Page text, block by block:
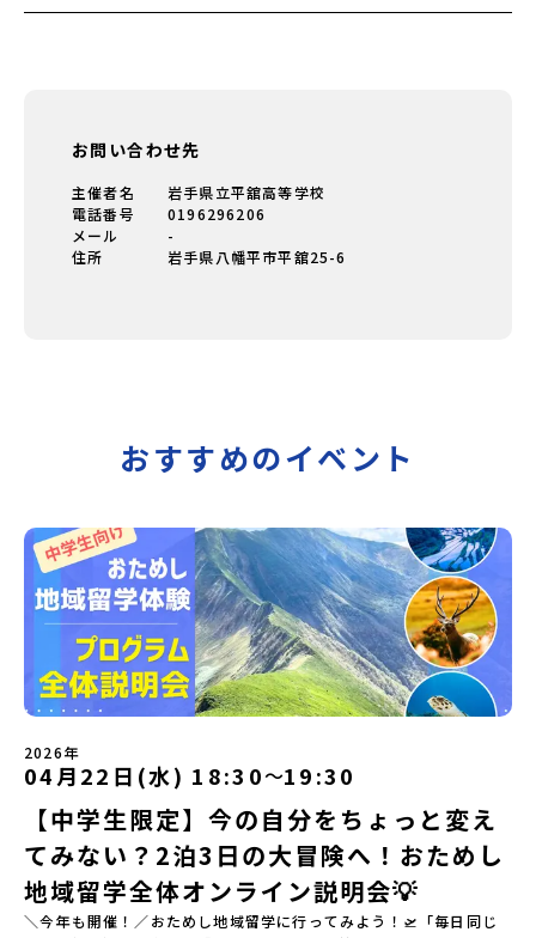
お問い合わせ先
主催者名
岩手県立平舘高等学校
電話番号
0196296206
メール
-
住所
岩手県八幡平市平舘25-6
おすすめのイベント
2026年
04月22日(水) 18:30〜19:30
【中学生限定】今の自分をちょっと変え
てみない？2泊3日の大冒険へ！おためし
地域留学全体オンライン説明会💡
＼今年も開催！／おためし地域留学に行ってみよう！🛫「毎日同じ